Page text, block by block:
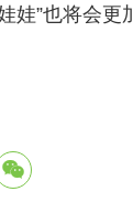
娃”也将会更